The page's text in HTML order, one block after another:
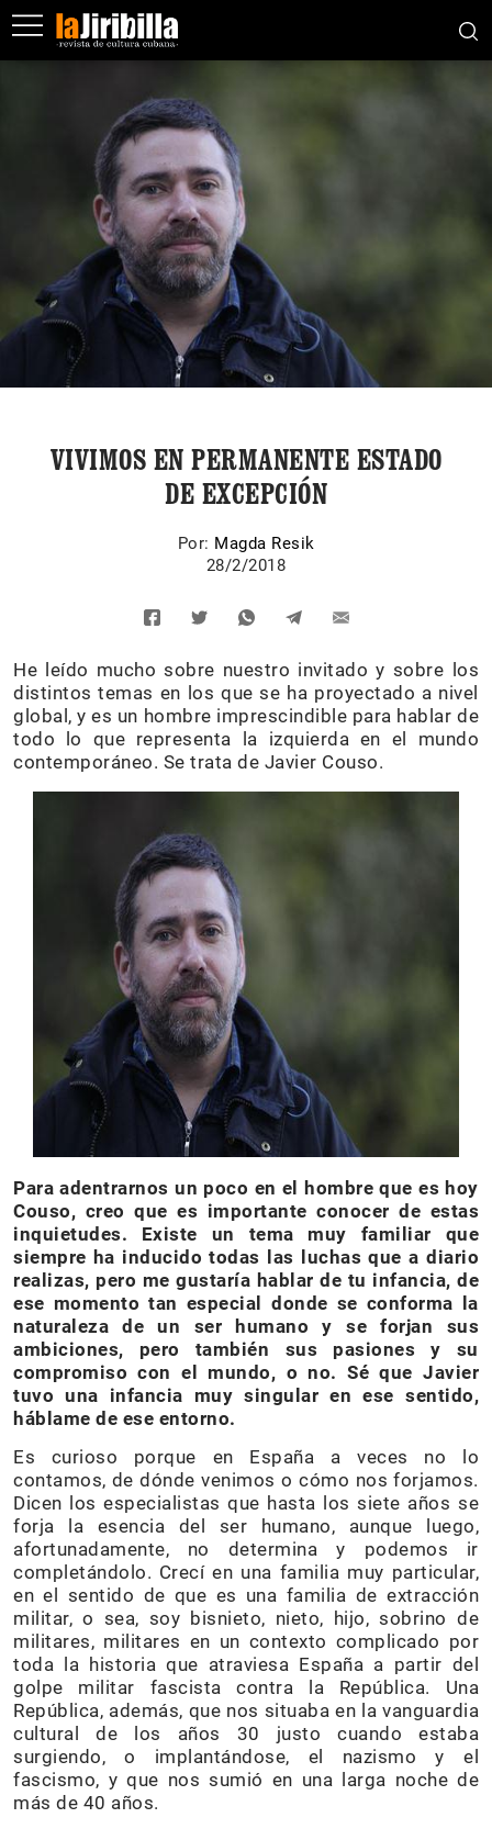
VIVIMOS EN PERMANENTE ESTADO
DE EXCEPCIÓN
Por: Magda Resik
28/2/2018
He leído mucho sobre nuestro invitado y sobre los
distintos temas en los que se ha proyectado a nivel
global, y es un hombre imprescindible para hablar de
todo lo que representa la izquierda en el mundo
contemporáneo. Se trata de Javier Couso.
Para adentrarnos un poco en el hombre que es hoy
Couso, creo que es importante conocer de estas
inquietudes.
Existe un tema muy familiar que
siempre ha inducido todas las luchas que a diario
realizas, pero me gustaría hablar de tu infancia, de
ese momento tan especial donde se conforma la
naturaleza de un ser humano y se forjan sus
ambiciones, pero también sus pasiones y su
compromiso con el mundo, o no. Sé que Javier
tuvo una infancia muy singular en ese sentido,
háblame de ese entorno.
Es curioso porque en España a veces no lo
contamos, de dónde venimos o cómo nos forjamos.
Dicen los especialistas que hasta los siete años se
forja la esencia del ser humano, aunque luego,
afortunadamente, no determina y podemos ir
completándolo. Crecí en una familia muy particular,
en el sentido de que es una familia de extracción
militar, o sea, soy bisnieto, nieto, hijo, sobrino de
militares, militares en un contexto complicado por
toda la historia que atraviesa España a partir del
golpe militar fascista contra la República. Una
República, además, que nos situaba en la vanguardia
cultural de los años 30 justo cuando estaba
surgiendo, o implantándose, el nazismo y el
fascismo, y que nos sumió en una larga noche de
más de 40 años.